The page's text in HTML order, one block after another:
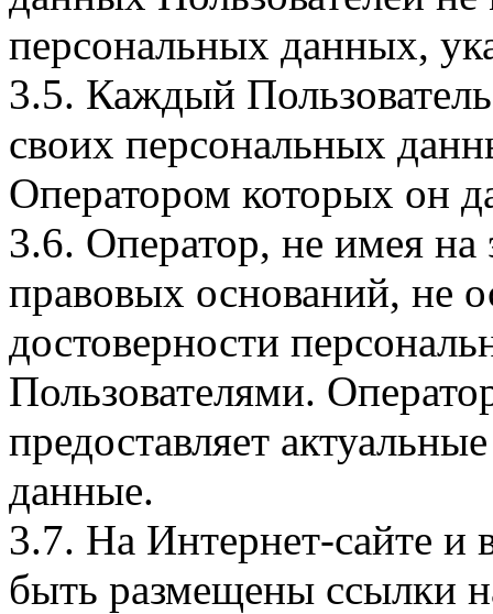
персональных данных,
3.5. Каждый
своих персональных
Оператором которых он
3.6. Оператор, не имея
правовых оснований, не
достоверности
Пользователями.
предоставляет
данные.
3.7. На Интернет-сайте
быть размещены ссылки